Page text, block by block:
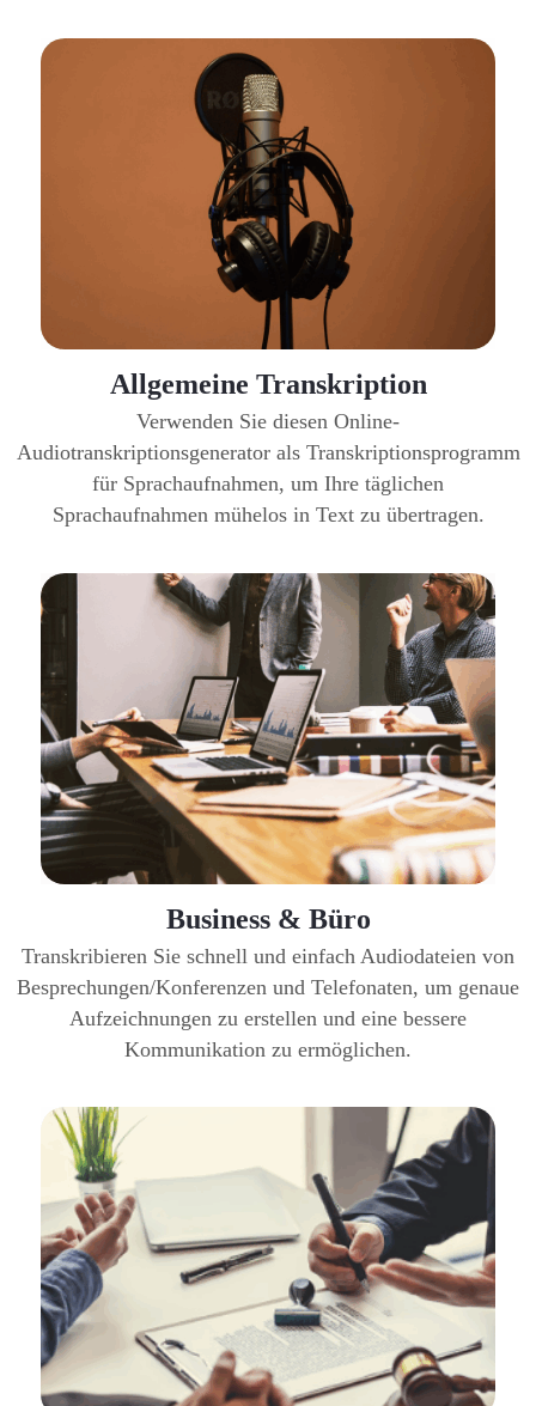
Allgemeine Transkription
Verwenden Sie diesen Online-
Audiotranskriptionsgenerator als Transkriptionsprogramm
für Sprachaufnahmen, um Ihre täglichen
Sprachaufnahmen mühelos in Text zu übertragen.
Business & Büro
Transkribieren Sie schnell und einfach Audiodateien von
Besprechungen/Konferenzen und Telefonaten, um genaue
Aufzeichnungen zu erstellen und eine bessere
Kommunikation zu ermöglichen.